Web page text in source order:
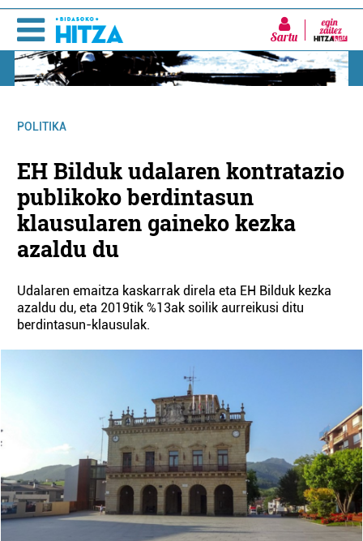
Sartu
POLITIKA
EH Bilduk udalaren kontratazio
publikoko berdintasun
klausularen gaineko kezka
azaldu du
Udalaren emaitza kaskarrak direla eta EH Bilduk kezka
azaldu du, eta 2019tik %13ak soilik aurreikusi ditu
berdintasun-klausulak.